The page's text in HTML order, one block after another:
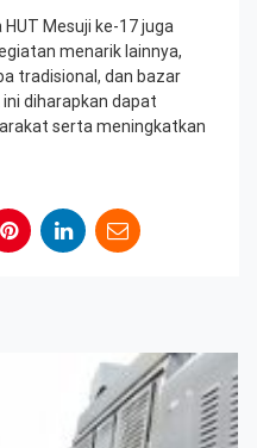
HUT Mesuji ke-17 juga
menarik lainnya,
tradisional, dan bazar
diharapkan dapat
serta meningkatkan